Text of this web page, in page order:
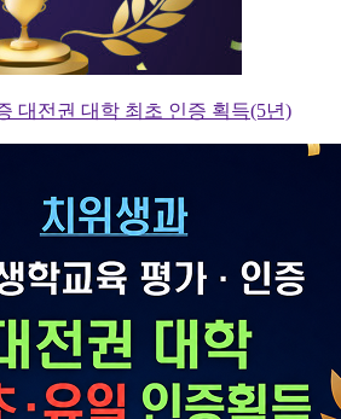
대전권 대학 최초 인증 획득(5년)